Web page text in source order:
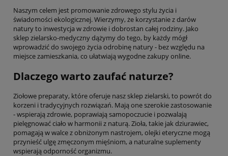
Naszym celem jest promowanie zdrowego stylu życia i
świadomości ekologicznej. Wierzymy, że korzystanie z darów
natury to inwestycja w zdrowie i dobrostan całej rodziny. Jako
sklep zielarsko-medyczny dążymy do tego, by każdy mógł
wprowadzić do swojego życia odrobinę natury - bez względu na
miejsce zamieszkania, co ułatwiają wygodne zakupy online.
Dlaczego warto zaufać naturze?
Ziołowe preparaty, które oferuje nasz sklep zielarski, to powrót do
korzeni i tradycyjnych rozwiązań. Mają one szerokie zastosowanie
- wspierają zdrowie, poprawiają samopoczucie i pozwalają
pielęgnować ciało w harmonii z naturą. Zioła, takie jak dziurawiec,
pomagają w walce z obniżonym nastrojem, olejki eteryczne mogą
przynieść ulgę zmęczonym mięśniom, a naturalne suplementy
wspierają odporność organizmu.